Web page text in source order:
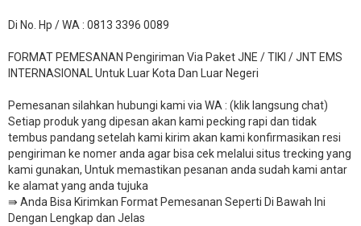
Di No. Hp / WA : 0813 3396 0089
FORMAT PEMESANAN Pengiriman Via Paket JNE / TIKI / JNT EMS
INTERNASIONAL Untuk Luar Kota Dan Luar Negeri
Pemesanan silahkan hubungi kami via WA : (klik langsung chat)
Setiap produk yang dipesan akan kami pecking rapi dan tidak
tembus pandang setelah kami kirim akan kami konfirmasikan resi
pengiriman ke nomer anda agar bisa cek melalui situs trecking yang
kami gunakan, Untuk memastikan pesanan anda sudah kami antar
ke alamat yang anda tujuka
⇛ Anda Bisa Kirimkan Format Pemesanan Seperti Di Bawah Ini
Dengan Lengkap dan Jelas